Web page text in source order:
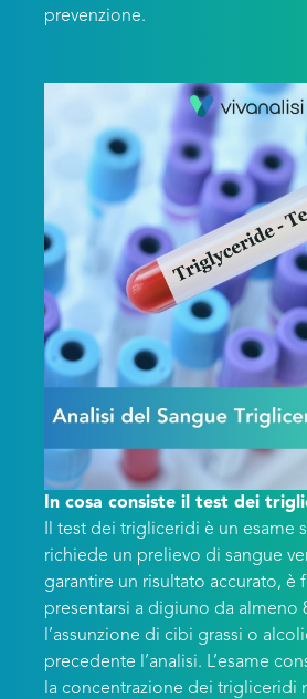
prevenzione.
In cosa consiste il test dei
Il test dei trigliceridi è un esame
richiede un prelievo di sangue
garantire un risultato accurato, è
presentarsi a digiuno da almeno
l’assunzione di cibi grassi o
precedente l’analisi. L’esame
la concentrazione dei trigliceridi